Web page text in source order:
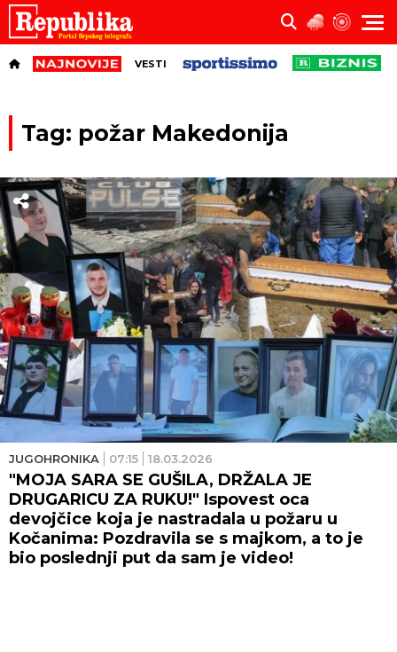
VESTI
Tag: požar Makedonija
JUGOHRONIKA 07:15 18.03.2026
"MOJA SARA SE GUŠILA, DRŽALA JE
DRUGARICU ZA RUKU!" Ispovest oca
devojčice koja je nastradala u požaru u
Kočanima: Pozdravila se s majkom, a to je
bio poslednji put da sam je video!